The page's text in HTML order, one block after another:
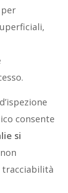
per
consente
si
non
tracciabilità